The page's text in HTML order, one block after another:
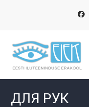
ДЛЯ РУК